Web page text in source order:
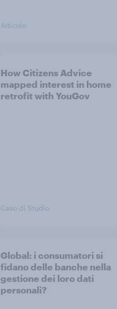
Articolo
How Citizens Advice
mapped interest in home
retrofit with YouGov
Caso di Studio
Global: i consumatori si
fidano delle banche nella
gestione dei loro dati
personali?